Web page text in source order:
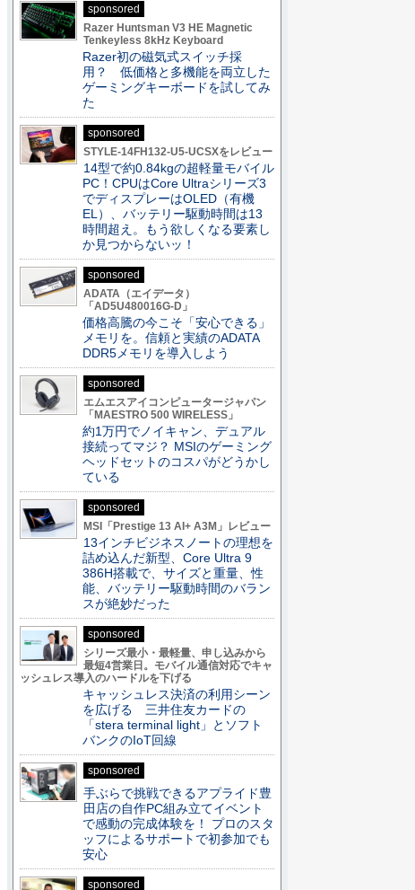
sponsored
Razer Huntsman V3 HE Magnetic
Tenkeyless 8kHz Keyboard
Razer初の磁気式スイッチ採
用？ 低価格と多機能を両立した
ゲーミングキーボードを試してみ
た
sponsored
STYLE-14FH132-U5-UCSXをレビュー
14型で約0.84kgの超軽量モバイル
PC！CPUはCore Ultraシリーズ3
でディスプレーはOLED（有機
EL）、バッテリー駆動時間は13
時間超え。もう欲しくなる要素し
か見つからないッ！
sponsored
ADATA（エイデータ）
「AD5U480016G-D」
価格高騰の今こそ「安心できる」
メモリを。信頼と実績のADATA
DDR5メモリを導入しよう
sponsored
エムエスアイコンピュータージャパン
「MAESTRO 500 WIRELESS」
約1万円でノイキャン、デュアル
接続ってマジ？ MSIのゲーミング
ヘッドセットのコスパがどうかし
ている
sponsored
MSI「Prestige 13 AI+ A3M」レビュー
13インチビジネスノートの理想を
詰め込んだ新型、Core Ultra 9
386H搭載で、サイズと重量、性
能、バッテリー駆動時間のバラン
スが絶妙だった
sponsored
シリーズ最小・最軽量、申し込みから
最短4営業日。モバイル通信対応でキャ
ッシュレス導入のハードルを下げる
キャッシュレス決済の利用シーン
を広げる 三井住友カードの
「stera terminal light」とソフト
バンクのIoT回線
sponsored
手ぶらで挑戦できるアプライド豊
田店の自作PC組み立てイベント
で感動の完成体験を！ プロのスタ
ッフによるサポートで初参加でも
安心
sponsored